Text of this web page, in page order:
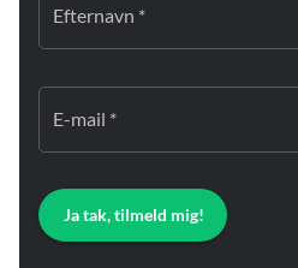
Efternavn *
E-mail *
Ja tak, tilmeld mig!